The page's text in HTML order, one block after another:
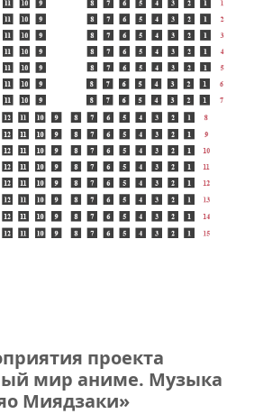
проекта
мир аниме. Музыка
Миядзаки»